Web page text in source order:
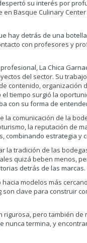
su interés por
Basque Culinary
hay detrás de una
con profesores y
La Chica
del sector. Su
contenido, organización
tiempo surgió la
con su forma de
comunicación de la
la reputación de
combinando estrategia y
la tradición de las
quizá beben menos,
detrás de las marcas.
modelos más
clave para construir
pero también
nunca termina, y